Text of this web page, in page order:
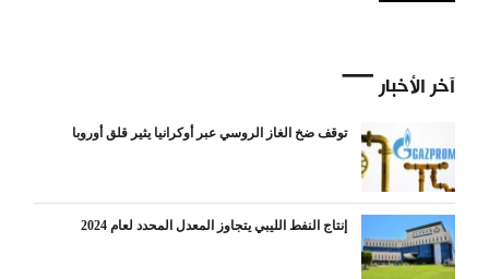
آخر الأخبار
توقف ضخ الغاز الروسي عبر أوكرانيا يثير قلق أوروبا
إنتاج النفط الليبي يتجاوز المعدل المحدد لعام 2024